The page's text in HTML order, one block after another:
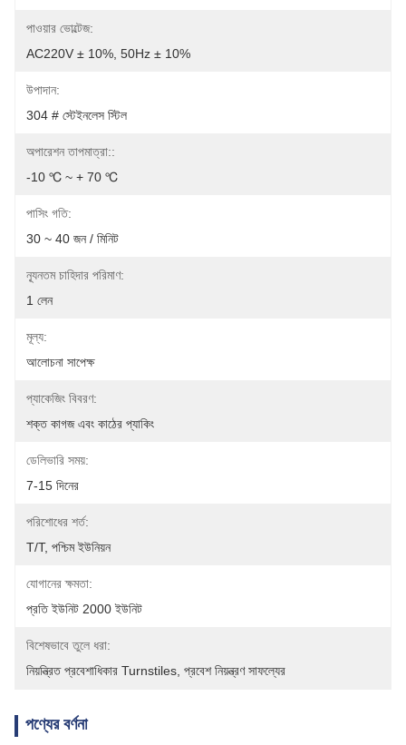
পাওয়ার ভোল্টেজ:
AC220V ± 10%, 50Hz ± 10%
উপাদান:
304 # স্টেইনলেস স্টিল
অপারেশন তাপমাত্রা::
-10 ℃ ~ + 70 ℃
পাসিং গতি:
30 ~ 40 জন / মিনিট
ন্যূনতম চাহিদার পরিমাণ:
1 লেন
মূল্য:
আলোচনা সাপেক্ষ
প্যাকেজিং বিবরণ:
শক্ত কাগজ এবং কাঠের প্যাকিং
ডেলিভারি সময়:
7-15 দিনের
পরিশোধের শর্ত:
T/T, পশ্চিম ইউনিয়ন
যোগানের ক্ষমতা:
প্রতি ইউনিট 2000 ইউনিট
বিশেষভাবে তুলে ধরা:
নিয়ন্ত্রিত প্রবেশাধিকার Turnstiles প্রবেশ নিয়ন্ত্রণ সাফল্যের
পণ্যের বর্ণনা